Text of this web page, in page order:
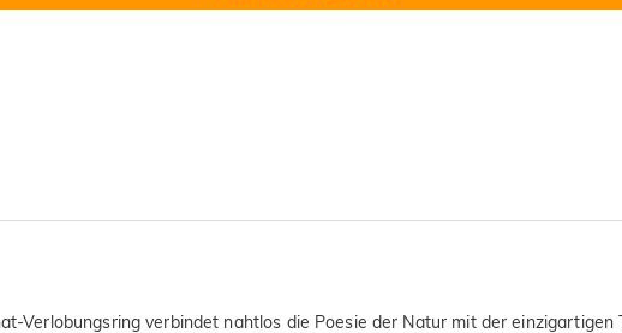
Verlobungsring verbindet nahtlos die Poesie der Natur mit der